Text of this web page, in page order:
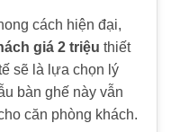
cách hiện đại,
giá 2 triệu thiết
sẽ là lựa chọn lý
bàn ghế này vẫn
căn phòng khách.